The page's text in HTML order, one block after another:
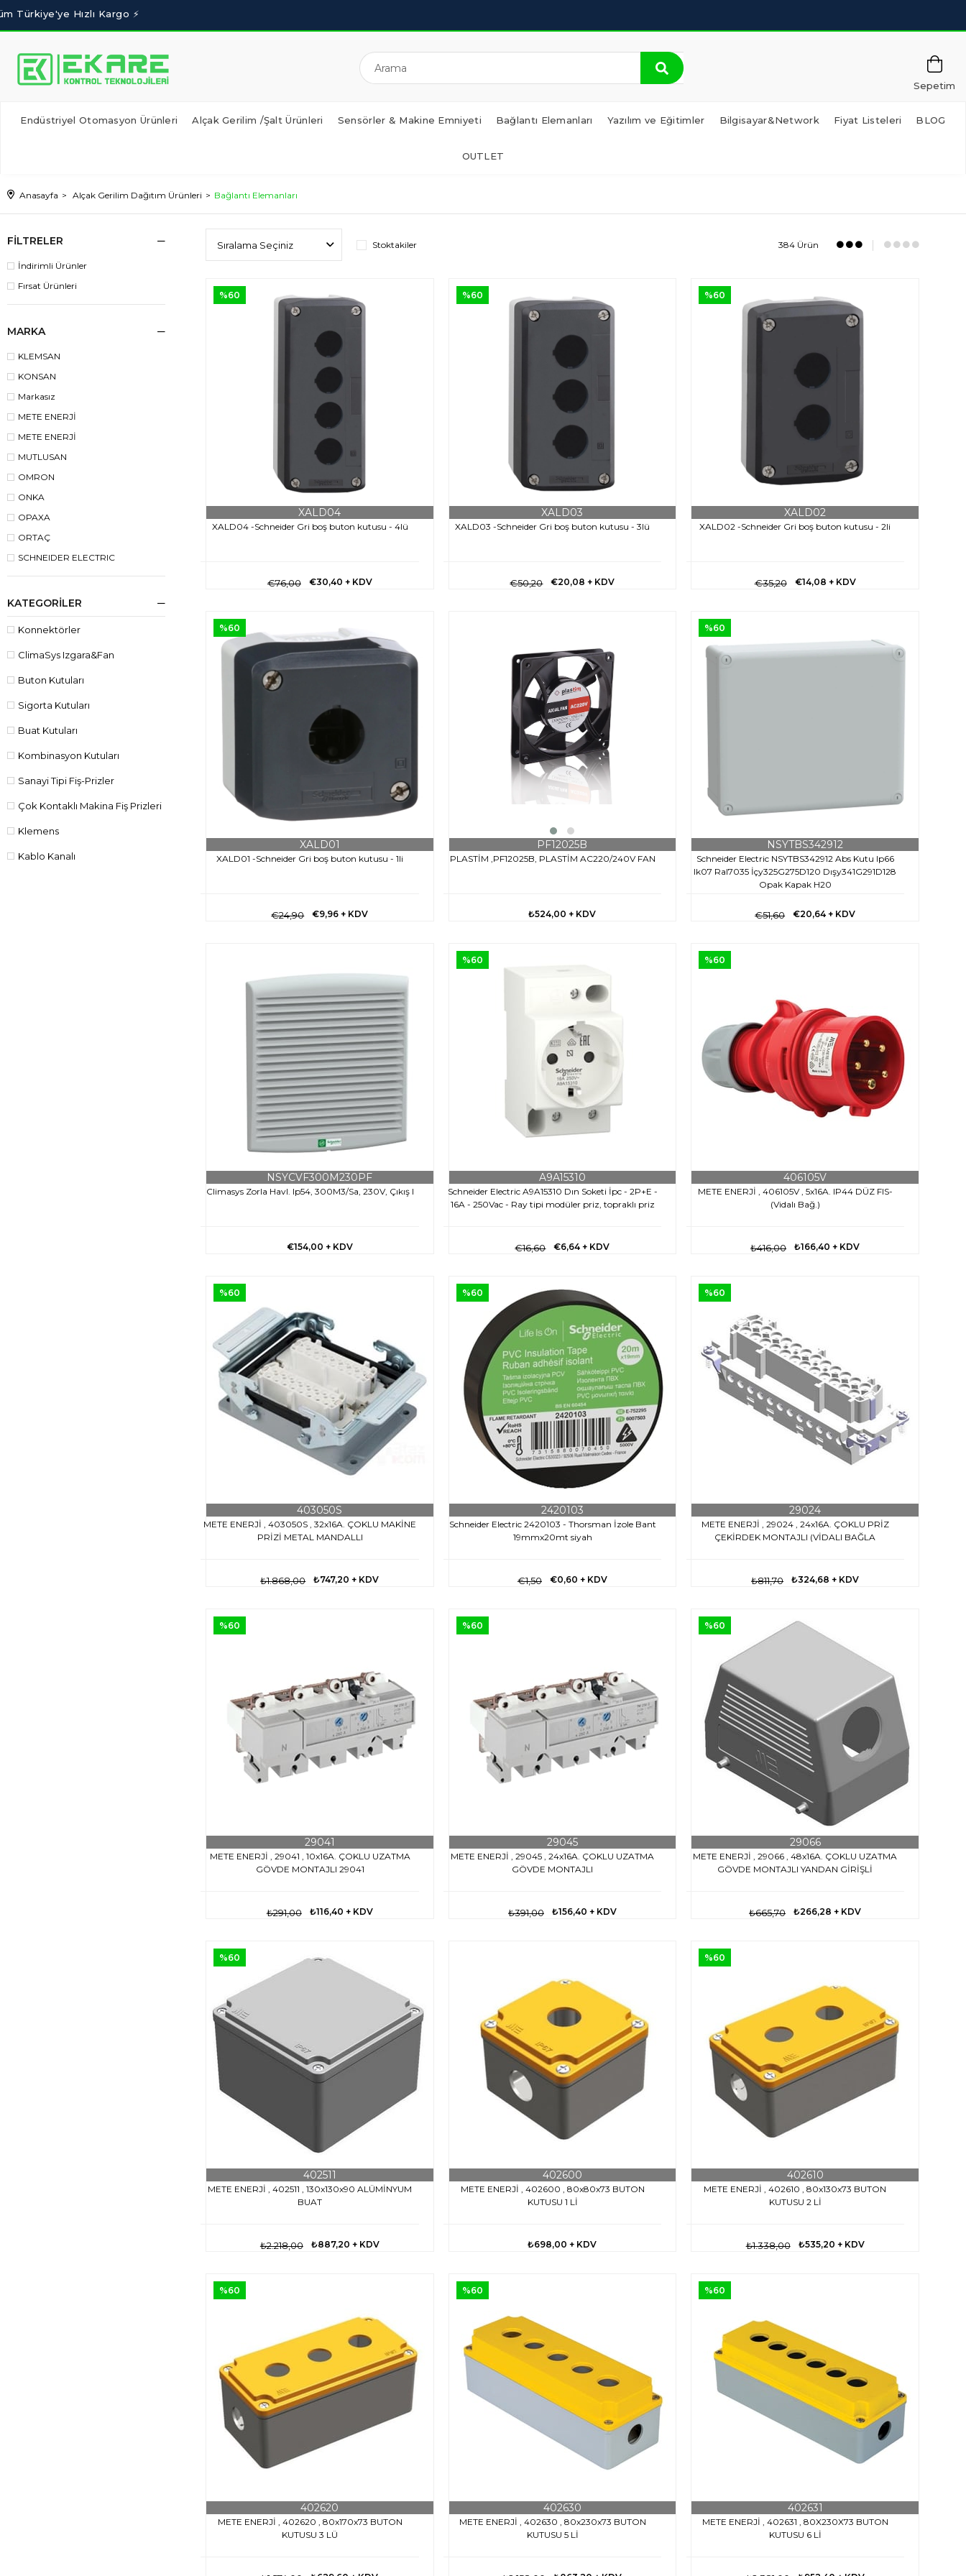
Sepetim
Endüstriyel Otomasyon Ürünleri Alçak Gerilim /Şalt Ürünleri Sensörler & Makine Emniyeti Bağlantı Elemanları Yazılım ve Eğitimler Bilgisayar&Network Fiyat Listeleri BLOG
OUTLET
Anasayfa Alçak Gerilim Dağıtım Ürünleri Bağlantı Elemanları
FILTRELER
İndirimli Ürünler
Fırsat Ürünleri
MARKA
KLEMSAN
KONSAN
Markasız
METE ENERJİ
METE ENERJİ
MUTLUSAN
OMRON
ONKA
OPAXA
ORTAÇ
SCHNEIDER ELECTRIC
KATEGORILER
Konnektörler
ClimaSys Izgara&Fan
Buton Kutuları
Sigorta Kutuları
Buat Kutuları
Kombinasyon Kutuları
Sanayi Tipi Fiş-Prizler
Çok Kontaklı Makina Fiş Prizleri
Klemens
Kablo Kanalı
Stoktakiler 384 Ürün
XALD04 -Schneider Gri boş buton kutusu - 4lü
XALD04
€30,40 + KDV
€76,00
%60
XALD03 -Schneider Gri boş buton kutusu - 3lü
XALD03
€20,08+ KDV
€50,20
%60
XALD02 -Schneider Gri boş buton kutusu - 2li
XALD02
€14,08 + KDV
€35,20
%60
XALD01 -Schneider Gri boş buton kutusu - 1li
XALD01
€9,96+ KDV
€24,90
%60
PLASTİM ,PF12025B, PLASTİM AC220/240V FAN
PF12025B
₺524,00+ KDV
Schneider Electric NSYTBS342912 Abs Kutu Ip66
Ik07 Ral7035 İçy325G275D120 Dışy341G291D128
Opak Kapak H20
NSYTBS342912
€20,64+ KDV
€51,60
%60
Climasys Zorla Havl. Ip54, 300M3/Sa, 230V, Çıkış I
NSYCVF300M230PF
€154,00 + KDV
Schneider Electric A9A15310 Dın Soketi İpc - 2P+E -
16A - 250Vac - Ray tipi modüler priz, topraklı priz
A9A15310
€6,64+ KDV
€16,60
%60
METE ENERJİ , 406105V , 5x16A. IP44 DÜZ FIS-
(Vidalı Bağ.)
406105V
₺166,40+ KDV
₺416,00
%60
METE ENERJİ , 403050S , 32x16A. ÇOKLU MAKİNE
PRİZİ METAL MANDALLI
403050S
₺747,20+ KDV
₺1.868,00
%60
Schneider Electric 2420103 - Thorsman İzole Bant
19mmx20mt siyah
2420103
€0,60 + KDV
€1,50
%60
METE ENERJİ , 29024 , 24x16A. ÇOKLU PRİZ
ÇEKİRDEK MONTAJLI (VİDALI BAĞLA
29024
₺324,68+ KDV
₺811,70
%60
METE ENERJİ , 29041 , 10x16A. ÇOKLU UZATMA
GÖVDE MONTAJLI 29041
29041
₺116,40 + KDV
₺291,00
%60
METE ENERJİ , 29045 , 24x16A. ÇOKLU UZATMA
GÖVDE MONTAJLI
29045
₺156,40 + KDV
₺391,00
%60
METE ENERJİ , 29066 , 48x16A. ÇOKLU UZATMA
GÖVDE MONTAJLI YANDAN GİRİŞLİ
29066
₺266,28+ KDV
₺665,70
%60
METE ENERJİ , 402511 , 130x130x90 ALÜMİNYUM
BUAT
402511
₺887,20 + KDV
₺2.218,00
%60
METE ENERJİ , 402600 , 80x80x73 BUTON
KUTUSU 1 Lİ
402600
₺698,00+ KDV
METE ENERJİ , 402610 , 80x130x73 BUTON
KUTUSU 2 Lİ
402610
₺535,20 + KDV
₺1.338,00
%60
METE ENERJİ , 402620 , 80x170x73 BUTON
KUTUSU 3 LÜ
402620
%60
METE ENERJİ , 402630 , 80x230x73 BUTON
KUTUSU 5 Lİ
402630
%60
METE ENERJİ , 402631 , 80X230X73 BUTON
KUTUSU 6 Lİ
402631
%60